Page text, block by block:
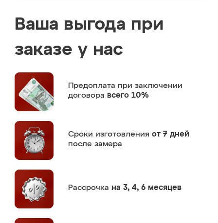
Ваша выгода при
заказе у нас
Предоплата при заключении
договора всего 10%
Сроки изготовления от 7 дней
после замера
Рассрочка на 3, 4, 6 месяцев